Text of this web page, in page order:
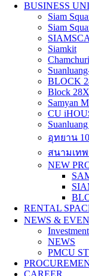
BUSINESS
Siam
Siam
Siamkit
BLOCK
Block 28X
Samyan
CU
อุทยาน
สนามเท
NEW
RENTAL
NEWS &
NEWS
PMCU
CAREER